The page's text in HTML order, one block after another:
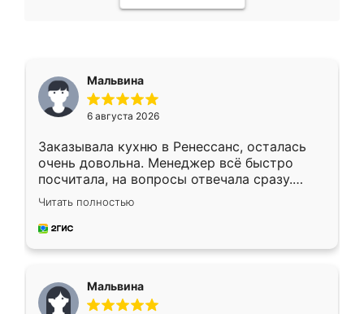
Мальвина
6 августа 2026
Заказывала кухню в Ренессанс, осталась
очень довольна. Менеджер всё быстро
посчитала, на вопросы отвечала сразу.
Замерщик приехал в субботу, подошёл к
делу со всей ответственностью. Собрали
за день, ребята работали аккуратно, даже
Читать полностью
Мальвина